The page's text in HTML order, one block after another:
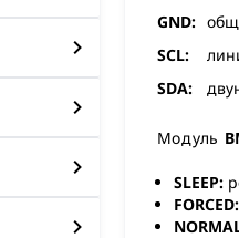
GND:
SCL:
SDA:
Модуль
SLEEP:
FORCED: